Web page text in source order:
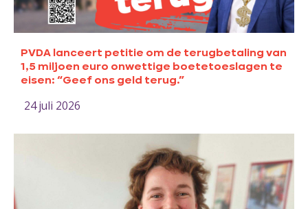
PVDA lanceert petitie om de terugbetaling van
1,5 miljoen euro onwettige boetetoeslagen te
eisen: “Geef ons geld terug.”
24 juli 2026